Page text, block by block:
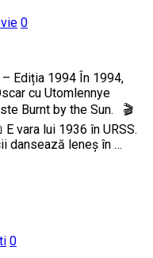
0
Ediția 1994 În 1994,
cu Utomlennye
Burnt by the Sun. 🎬
vara lui 1936 în URSS.
dansează leneș în …
0